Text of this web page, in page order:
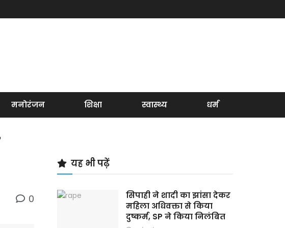
मनोरंजन शिक्षा स्वास्थ्य धर्म
0
यह भी पढ़ें
सिपाही ने शादी का झांसा देकर
महिला अधिवक्ता से किया
दुष्कर्म, SP ने किया निलंबित